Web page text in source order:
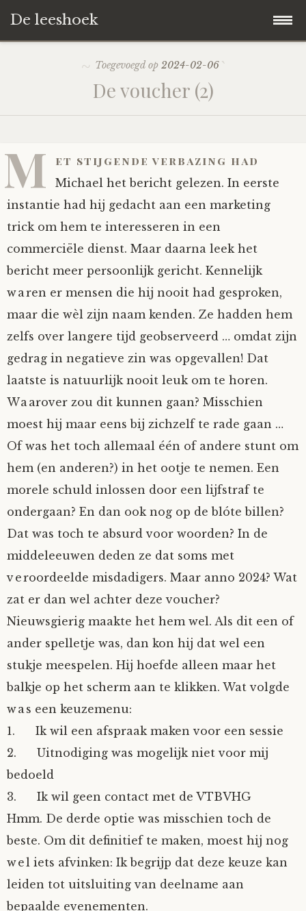
De leeshoek
Wie zijn we?
Het Biechthokje
Nieuw op de site
Woordenboek
De hele kast
Adventskalenders
Alternatieve straffen
Instrumenten
Op ontdekkingsreis
Posities
Spelletjes
HD-Archief
Het hele archief
Hoe geef je?
Hoe krijg je?
Instrumenten
Alle verhalen
Verhalen van De Leeshoek
Algae
aube
Ben Hands-on
Bill-A-Cook
Björn
Clarity
Diderod
Faith
Fioontje
Gralin
Henricus
Jack
Johanna
Kersje
Lani
Verhalen van de HD-site
Verhalen van Anne en Bill
Anne
Bill
Interactieve verhalen
Polls
Averechts
Mijn Account
Toegevoegd op 2024-02-06
De voucher (2)
M et stijgende verbazing had
Michael het bericht gelezen. In eerste
instantie had hij gedacht aan een marketing
trick om hem te interesseren in een
commerciële dienst. Maar daarna leek het
bericht meer persoonlijk gericht. Kennelijk
waren er mensen die hij nooit had gesproken,
maar die wèl zijn naam kenden. Ze hadden hem
zelfs over langere tijd geobserveerd … omdat zijn
gedrag in negatieve zin was opgevallen! Dat
laatste is natuurlijk nooit leuk om te horen.
Waarover zou dit kunnen gaan? Misschien
moest hij maar eens bij zichzelf te rade gaan …
Of was het toch allemaal één of andere stunt om
hem (en anderen?) in het ootje te nemen. Een
morele schuld inlossen door een lijfstraf te
ondergaan? En dan ook nog op de blóte billen?
Dat was toch te absurd voor woorden? In de
middeleeuwen deden ze dat soms met
veroordeelde misdadigers. Maar anno 2024? Wat
zat er dan wel achter deze voucher?
Nieuwsgierig maakte het hem wel. Als dit een of
ander spelletje was, dan kon hij dat wel een
stukje meespelen. Hij hoefde alleen maar het
balkje op het scherm aan te klikken. Wat volgde
was een keuzemenu:
1. Ik wil een afspraak maken voor een sessie
2. Uitnodiging was mogelijk niet voor mij
bedoeld
3. Ik wil geen contact met de VTBVHG
Hmm. De derde optie was misschien toch de
beste. Om dit definitief te maken, moest hij nog
wel iets afvinken: Ik begrijp dat deze keuze kan
leiden tot uitsluiting van deelname aan
bepaalde evenementen.